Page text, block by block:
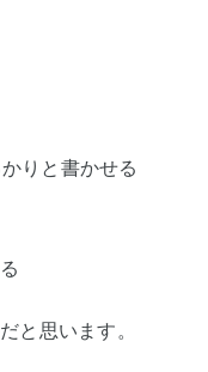
りと書かせる
と思います。